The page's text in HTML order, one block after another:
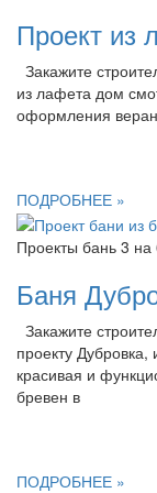
Проект из
Закажите
из лафета дом
оформления
ПОДРОБНЕЕ »
Проекты бань 3 на
Баня
Закажите
проекту
красивая и
бревен в
ПОДРОБНЕЕ »